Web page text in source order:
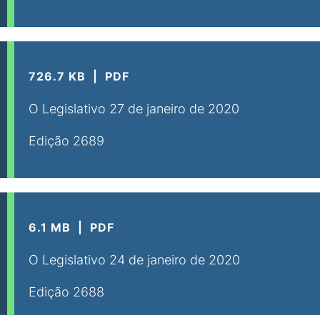
726.7 KB PDF
O Legislativo 27 de janeiro de 2020
Edição 2689
6.1 MB PDF
O Legislativo 24 de janeiro de 2020
Edição 2688